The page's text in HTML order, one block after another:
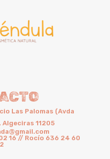
Las Palomas (Avda
Algeciras 11205
16 // Rocío 636 24 60